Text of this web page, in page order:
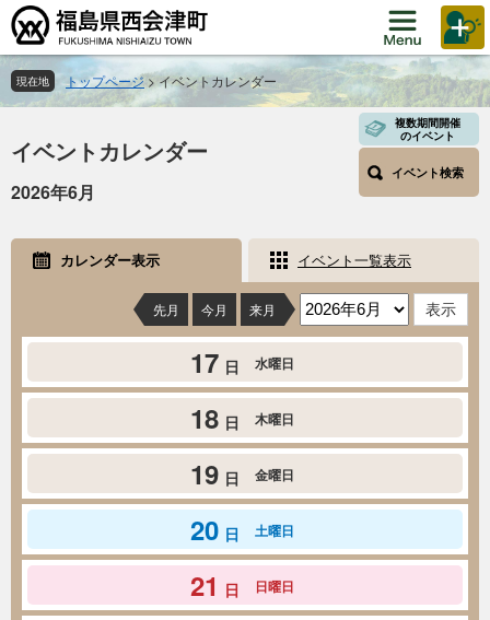
ペ
ー
ジ
の
先
で
メ
ニ
ュ
ー
を
ば
て
文
現在地 トップページ >イベントカレンダー
文
イベントカレンダー
複数期間開催
のイベント
イベント検索
2026年6月
カレンダー表示 イベント一覧表示
先月 今月 来月
17 日 水曜日
18 日 木曜日
19 日 金曜日
20 日 土曜日
21 日 日曜日